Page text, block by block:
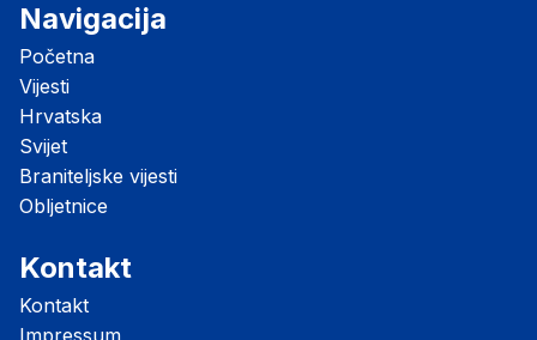
Navigacija
Početna
Vijesti
Hrvatska
Svijet
Braniteljske vijesti
Obljetnice
Kontakt
Kontakt